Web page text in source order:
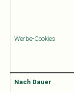
Werbe-Cookies
Nach Dauer